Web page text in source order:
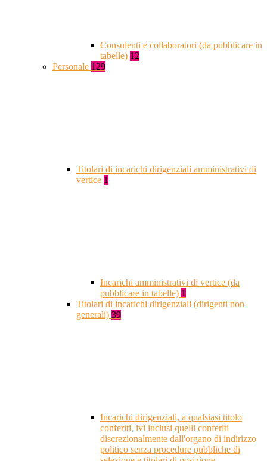
Consulenti e collaboratori (da pubblicare in
tabelle) 12
Personale 129
Titolari di incarichi dirigenziali amministrativi di
vertice 1
Incarichi amministrativi di vertice (da
pubblicare in tabelle) 1
Titolari di incarichi dirigenziali (dirigenti non
generali) 39
Incarichi dirigenziali, a qualsiasi titolo
conferiti, ivi inclusi quelli conferiti
discrezionalmente dall'organo di indirizzo
politico senza procedure pubbliche di